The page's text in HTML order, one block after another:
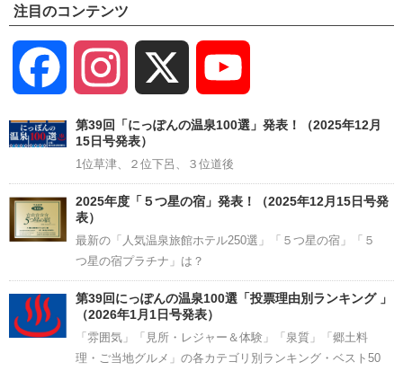
注目のコンテンツ
Facebook Instagram
Channel
第39回「にっぽんの温泉100選」発表！（2025年12月
15日号発表）
1位草津、２位下呂、３位道後
2025年度「５つ星の宿」発表！（2025年12月15日号発
表）
最新の「人気温泉旅館ホテル250選」「５つ星の宿」「５
つ星の宿プラチナ」は？
第39回にっぽんの温泉100選「投票理由別ランキング 」
（2026年1月1日号発表）
「雰囲気」「見所・レジャー＆体験」「泉質」「郷土料
理・ご当地グルメ」の各カテゴリ別ランキング・ベスト50